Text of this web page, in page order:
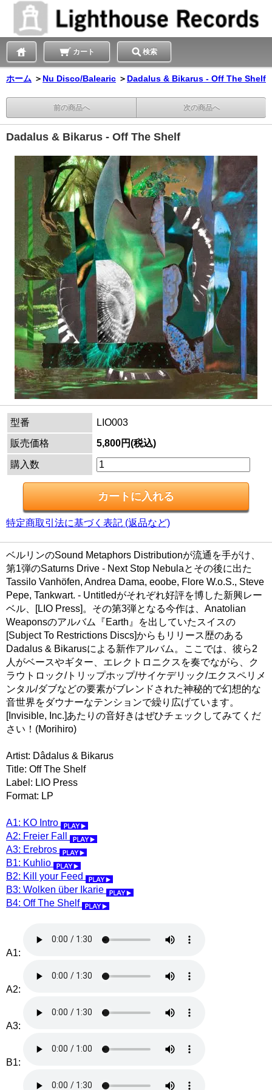
カート 検索
ホーム ＞ Nu Disco/Balearic ＞ Dadalus & Bikarus - Off The Shelf
前の商品へ 次の商品へ
Dadalus & Bikarus - Off The Shelf
型番
LIO003
販売価格
5,800円(税込)
購入数
特定商取引法に基づく表記 (返品など)
ベルリンのSound Metaphors Distributionが流通を手がけ、
第1弾のSaturns Drive - Next Stop Nebulaとその後に出た
Tassilo Vanhöfen, Andrea Dama, eoobe, Flore W.o.S., Steve
Pepe, Tankwart. - Untitledがそれぞれ好評を博した新興レー
ベル、[LIO Press]。その第3弾となる今作は、Anatolian
Weaponsのアルバム『Earth』を出していたスイスの
[Subject To Restrictions Discs]からもリリース歴のある
Dadalus & Bikarusによる新作アルバム。ここでは、彼ら2
人がベースやギター、エレクトロニクスを奏でながら、ク
ラウトロック/トリップホップ/サイケデリック/エクスペリメ
ンタル/ダブなどの要素がブレンドされた神秘的で幻想的な
音世界をダウナーなテンションで繰り広げています。
[Invisible, Inc.]あたりの音好きはぜひチェックしてみてくだ
さい！(Morihiro)
Artist: Dâdalus & Bikarus
Title: Off The Shelf
Label: LIO Press
Format: LP
A1: KO Intro
A2: Freier Fall
A3: Erebros
B1: Kuhlio
B2: Kill your Feed
B3: Wolken über Ikarie
B4: Off The Shelf
A1:
A2:
A3:
B1: